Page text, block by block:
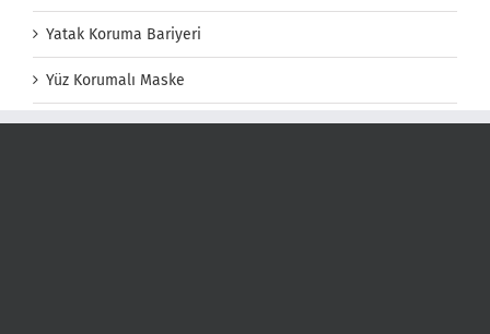
Yatak Koruma Bariyeri
Yüz Korumalı Maske